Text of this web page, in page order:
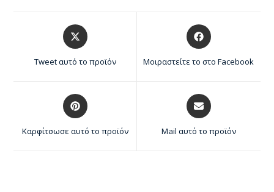
Tweet αυτό το προϊόν Μοιραστείτε το στο Facebook
Καρφίτσωσε αυτό το προϊόν Mail αυτό το προϊόν